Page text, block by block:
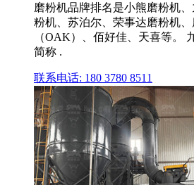
磨粉机品牌排名是小熊磨粉机
粉机、苏泊尔、荣事达磨粉机
（OAK）、佰好佳、天喜等。
简称 .
联系电话: 180 3780 8511